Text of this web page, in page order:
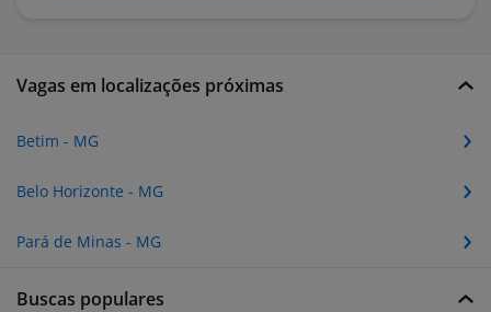
Vagas em localizações próximas
Betim - MG
Belo Horizonte - MG
Pará de Minas - MG
Buscas populares